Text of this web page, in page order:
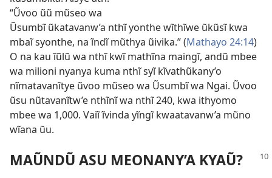
“Ũvoo ũũ mũseo wa
Ũsumbĩ ũkatavanw’a nthĩ yonthe wĩthĩwe ũkũsĩ kwa
mbaĩ syonthe, na ĩndĩ mũthya ũivika.” (Mathayo 24:14)
O na kau ĩũlũ wa nthĩ kwĩ mathĩna maingĩ, andũ mbee
wa milioni nyanya kuma nthĩ syĩ kĩvathũkany’o
nĩmatavanĩtye ũvoo mũseo wa Ũsumbĩ wa Ngai. Ũvoo
ũsu nũtavanĩtw’e nthĩnĩ wa nthĩ 240, kwa ithyomo
mbee wa 1,000. Vaiĩ ĩvinda yĩngĩ kwaatavanw’a mũno
wĩana ũu.
MAŨNDŨ ASU MEONANY’A KYAŨ?